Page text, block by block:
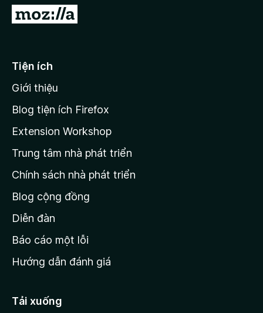
Đ
ế
t
r
n
g
c
ủ
M
o
i
l
Tiện ích
Giới thiệu
Blog tiện ích Firefox
Extension Workshop
Trung tâm nhà phát triển
Chính sách nhà phát triển
Blog cộng đồng
Diễn đàn
Báo cáo một lỗi
Hướng dẫn đánh giá
Tải xuống